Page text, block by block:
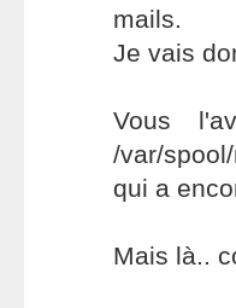
mails.
Je vais
Vous
/var/
qui a
Mais là..